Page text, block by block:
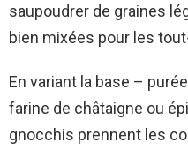
saupoudrer de graines
bien mixées pour les
En variant la base –
farine de châtaigne ou
gnocchis prennent les